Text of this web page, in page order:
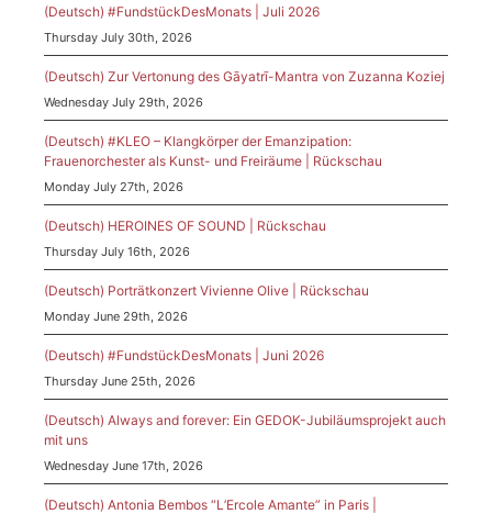
(Deutsch) #FundstückDesMonats | Juli 2026
Thursday July 30th, 2026
(Deutsch) Zur Vertonung des Gāyatrī-Mantra von Zuzanna Koziej
Wednesday July 29th, 2026
(Deutsch) #KLEO – Klangkörper der Emanzipation:
Frauenorchester als Kunst- und Freiräume | Rückschau
Monday July 27th, 2026
(Deutsch) HEROINES OF SOUND | Rückschau
Thursday July 16th, 2026
(Deutsch) Porträtkonzert Vivienne Olive | Rückschau
Monday June 29th, 2026
(Deutsch) #FundstückDesMonats | Juni 2026
Thursday June 25th, 2026
(Deutsch) Always and forever: Ein GEDOK-Jubiläumsprojekt auch
mit uns
Wednesday June 17th, 2026
(Deutsch) Antonia Bembos “L’Ercole Amante” in Paris |